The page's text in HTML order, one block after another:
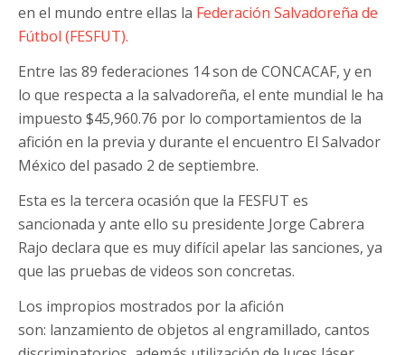
en el mundo entre ellas la Federación Salvadoreña de
Fútbol (FESFUT).
Entre las 89 federaciones 14 son de CONCACAF, y en
lo que respecta a la salvadoreña, el ente mundial le ha
impuesto $45,960.76 por lo comportamientos de la
afición en la previa y durante el encuentro El Salvador
México del pasado 2 de septiembre.
Esta es la tercera ocasión que la FESFUT es
sancionada y ante ello su presidente Jorge Cabrera
Rajo declara que es muy difícil apelar las sanciones, ya
que las pruebas de videos son concretas.
Los impropios mostrados por la afición
son: lanzamiento de objetos al engramillado, cantos